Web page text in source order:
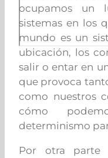
ocupamos un
sistemas en los
mundo es un
ubicación, los
salir o entar en
que provoca
como nuestros
cómo
determinismo
Por otra parte